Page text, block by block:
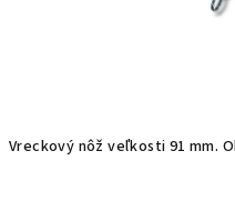
Vreckový nôž veľkosti 91 mm.